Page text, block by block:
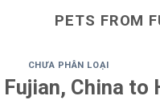
PETS FROM
CHƯA PHÂN LOẠI
China to